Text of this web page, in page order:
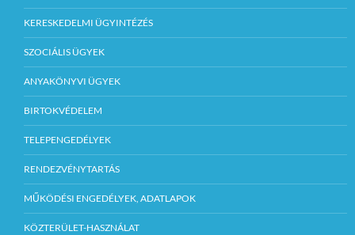
KERESKEDELMI ÜGYINTÉZÉS
SZOCIÁLIS ÜGYEK
ANYAKÖNYVI ÜGYEK
BIRTOKVÉDELEM
TELEPENGEDÉLYEK
RENDEZVÉNYTARTÁS
MŰKÖDÉSI ENGEDÉLYEK, ADATLAPOK
KÖZTERÜLET-HASZNÁLAT